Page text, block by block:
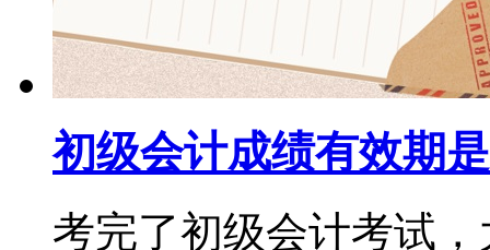
初级会计成绩有效期
考完了初级会计考试